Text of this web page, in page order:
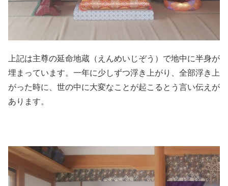
上記は主尊の延命地蔵（えんめいじぞう）で地中に半身が
埋まっています。一年に少しずつ浮き上がり、全部浮き上
がった時に、世の中に大変なことが起こるとう言い伝えが
あります。